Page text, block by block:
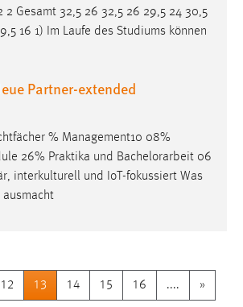
2 Gesamt 32,5 26 32,5 26 29,5 24 30,5
16 1) Im Laufe des Studiums können
Partner-extended
% Management10 08%
26% Praktika und Bachelorarbeit 06
interkulturell und IoT-fokussiert Was
ausmacht
12 13 14 15 16 .... »